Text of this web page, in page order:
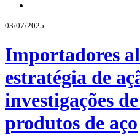
03/07/2025
Importadores
estratégia de
investigações
produtos de aço